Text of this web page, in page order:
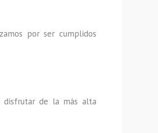
por ser cumplidos
disfrutar de la más alta